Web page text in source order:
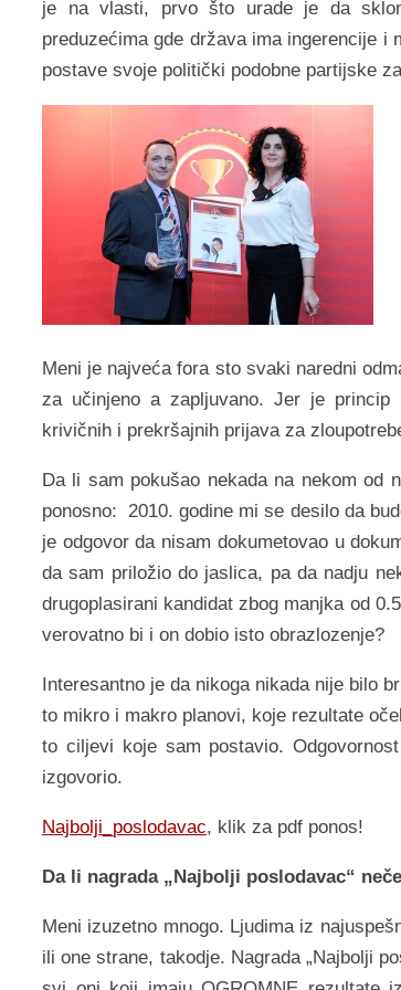
je na vlasti, prvo što urade je da
preduzećima gde država ima ingerencije i
postave svoje politički podobne partijske
Meni je najveća fora sto svaki naredni
za učinjeno a zapljuvano. Jer je princip
krivičnih i prekršajnih prijava za
Da li sam pokušao nekada na nekom od
ponosno: 2010. godine mi se desilo da
je odgovor da nisam dokumetovao u
da sam priložio do jaslica, pa da nadju
drugoplasirani kandidat zbog manjka od
verovatno bi i on dobio isto obrazlozenje?
Interesantno je da nikoga nikada nije bilo
to mikro i makro planovi, koje rezultate
to ciljevi koje sam postavio.
izgovorio.
Najbolji_poslodavac, klik za pdf ponos!
Da li nagrada „Najbolji poslodavac“
Meni izuzetno mnogo. Ljudima iz
ili one strane, takodje. Nagrada „Najbolji